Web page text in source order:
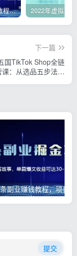
微头条副业赚钱教程，项目单号单天做到50-100+收益
下一篇
国TikTok Shop全链
课：从选品五步法到
提交